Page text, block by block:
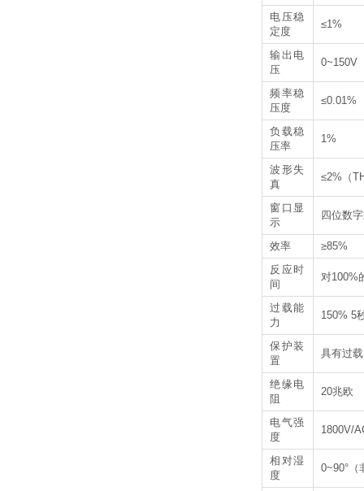
电压稳
定度
≤1%
输出电
压
0~150V
频率稳
压度
≤0.01%
负载稳
压率
1%
波形失
真
≤2%（
窗口显
示
四位数
效率
≥85%
反应时
间
对100%
过载能
力
150% 5
保护装
置
具有过
绝缘电
阻
20兆欧
电气强
度
1800V/
相对湿
度
0~90°（